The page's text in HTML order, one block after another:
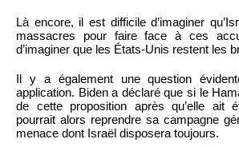
Là encore, il est difficile d’imaginer
massacres pour faire face à ces
d’imaginer que les États-Unis restent les
Il y a également une question
application. Biden a déclaré que si le
de cette proposition après qu’elle ait
pourrait alors reprendre sa campagne
menace dont Israël disposera toujours.